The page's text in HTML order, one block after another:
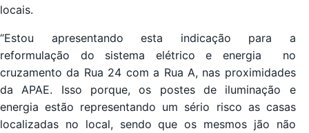
locais.
“Estou apresentando esta indicação para a
reformulação do sistema elétrico e energia no
cruzamento da Rua 24 com a Rua A, nas proximidades
da APAE. Isso porque, os postes de iluminação e
energia estão representando um sério risco as casas
localizadas no local, sendo que os mesmos jão não